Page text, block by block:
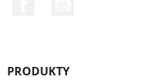
PRODUKTY